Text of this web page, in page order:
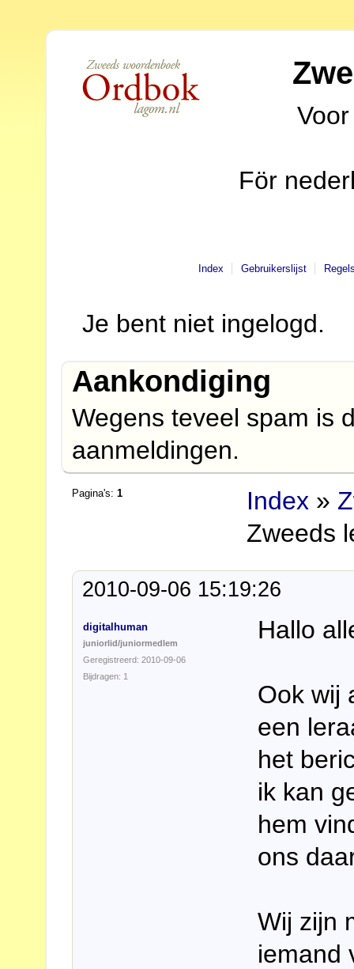
För
Index Gebruikerslijst
Je bent niet ingelogd.
Aankondiging
Wegens teveel spam is
aanmeldingen.
Pagina's:1 Index »
Zweeds
2010-09-06 15:19:26
digitalhuman
juniorlid/juniormedlem
Geregistreerd: 2010-09-06
Bijdragen: 1
Hallo
Ook wij
een
het
ik kan
hem
ons
Wij zijn
iemand